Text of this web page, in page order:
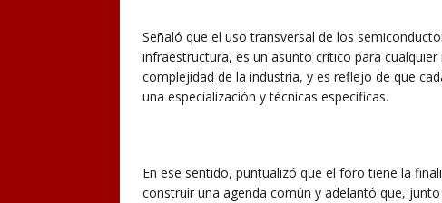
Señaló que el uso transversal de los
infraestructura, es un asunto crítico para
complejidad de la industria, y es reflejo de que
una especialización y técnicas específicas.
En ese sentido, puntualizó que el foro tiene la
construir una agenda común y adelantó que,